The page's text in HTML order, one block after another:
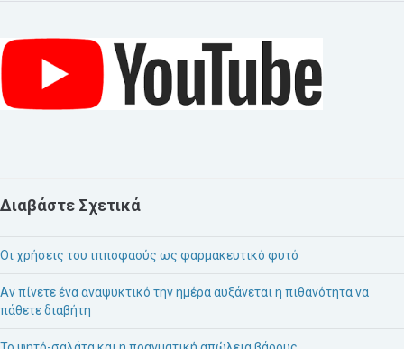
Διαβάστε Σχετικά
Οι χρήσεις του ιπποφαούς ως φαρμακευτικό φυτό
Αν πίνετε ένα αναψυκτικό την ημέρα αυξάνεται η πιθανότητα να
πάθετε διαβήτη